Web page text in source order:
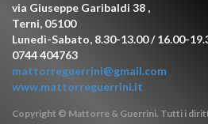
via Giuseppe Garibaldi 38 ,
Terni, 05100
Lunedì-Sabato, 8.30-13.00 / 16.00-
0744 404763
mattorreguerrini@gmail.com
www.mattorreguerrini.it
Copyright © Mattorre & Guerrini. Tutti i